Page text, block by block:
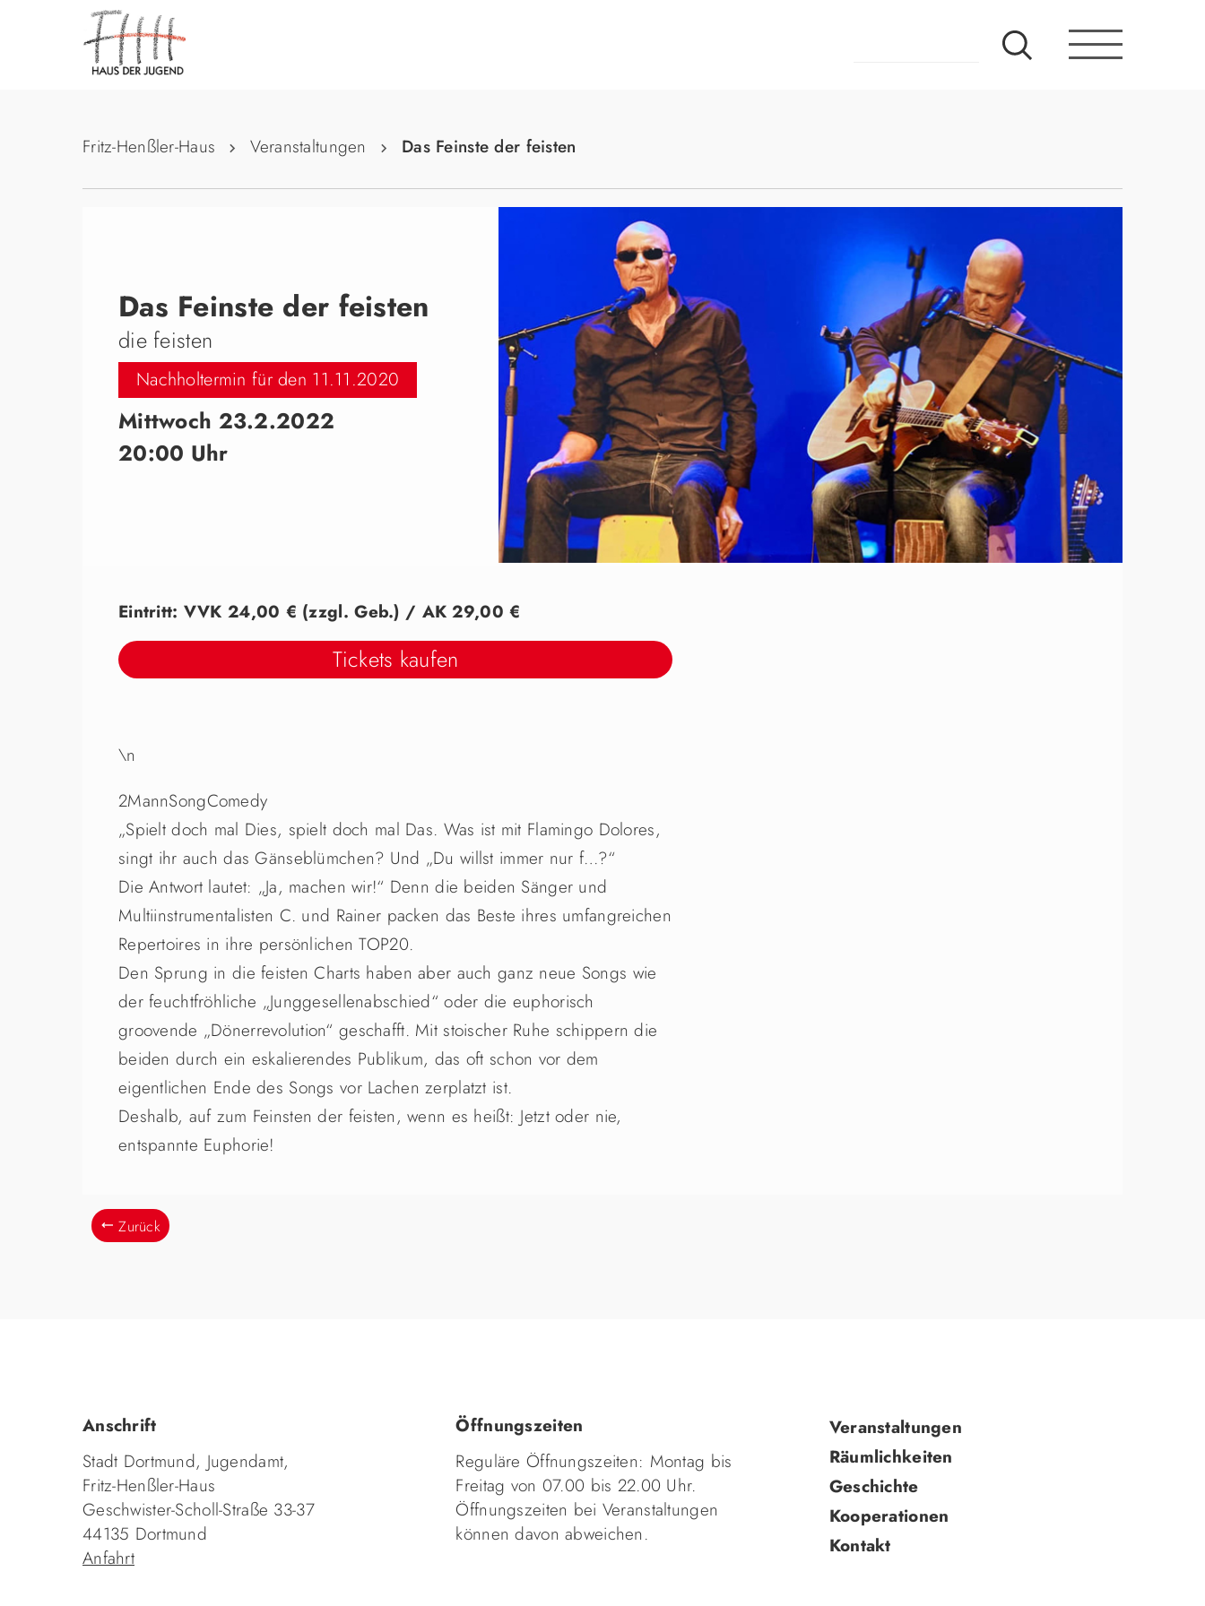
Fritz-Henßler-Haus Veranstaltungen Das Feinste der feisten
Das Feinste der feisten
die feisten
Nachholtermin für den 11.11.2020
Mittwoch 23.2.2022
20:00 Uhr
Eintritt: VVK 24,00 € (zzgl. Geb.) / AK 29,00 €
Tickets kaufen
\n
2MannSongComedy
„Spielt doch mal Dies, spielt doch mal Das. Was ist mit Flamingo Dolores,
singt ihr auch das Gänseblümchen? Und „Du willst immer nur f…?“
Die Antwort lautet: „Ja, machen wir!“ Denn die beiden Sänger und
Multiinstrumentalisten C. und Rainer packen das Beste ihres umfangreichen
Repertoires in ihre persönlichen TOP20.
Den Sprung in die feisten Charts haben aber auch ganz neue Songs wie
der feuchtfröhliche „Junggesellenabschied“ oder die euphorisch
groovende „Dönerrevolution“ geschafft. Mit stoischer Ruhe schippern die
beiden durch ein eskalierendes Publikum, das oft schon vor dem
eigentlichen Ende des Songs vor Lachen zerplatzt ist.
Deshalb, auf zum Feinsten der feisten, wenn es heißt: Jetzt oder nie,
entspannte Euphorie!
Zurück
Anschrift
Stadt Dortmund, Jugendamt,
Fritz-Henßler-Haus
Geschwister-Scholl-Straße 33-37
44135 Dortmund
Anfahrt
Öffnungszeiten
Reguläre Öffnungszeiten: Montag bis
Freitag von 07.00 bis 22.00 Uhr.
Öffnungszeiten bei Veranstaltungen
können davon abweichen.
Navigation
überspringen
Veranstaltungen
Räumlichkeiten
Geschichte
Kooperationen
Kontakt